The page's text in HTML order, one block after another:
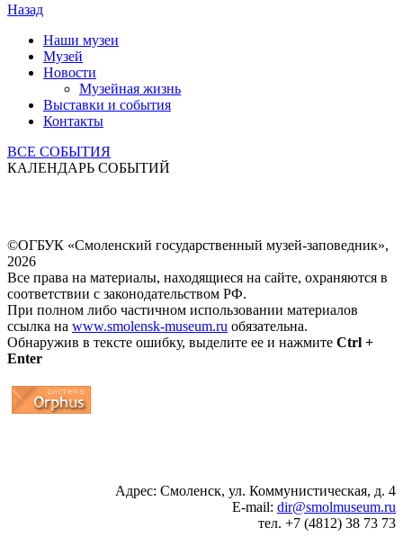
Назад
Наши музеи
Музей
Новости
Музейная жизнь
Выставки и события
Контакты
ВСЕ СОБЫТИЯ
КАЛЕНДАРЬ СОБЫТИЙ
©ОГБУК «Смоленский государственный музей-заповедник»,
2026
Все права на материалы, находящиеся на сайте, охраняются в
соответствии с законодательством РФ.
При полном либо частичном использовании материалов
ссылка на www.smolensk-museum.ru обязательна.
Обнаружив в тексте ошибку, выделите ее и нажмите Ctrl +
Enter
Адрес: Смоленск, ул. Коммунистическая, д. 4
E-mail: dir@smolmuseum.ru
тел. +7 (4812) 38 73 73